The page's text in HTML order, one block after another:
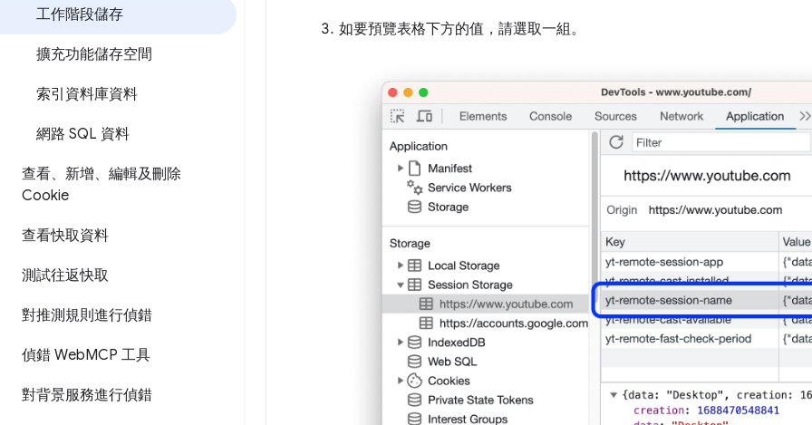
工作階段儲存
擴充功能儲存空間
索引資料庫資料
網路 SQL 資料
查看、新增、編輯及刪除
Cookie
查看快取資料
測試往返快取
對推測規則進行偵錯
偵錯 WebMCP 工具
對背景服務進行偵錯
如要預覽表格下方的值，請選取一組。